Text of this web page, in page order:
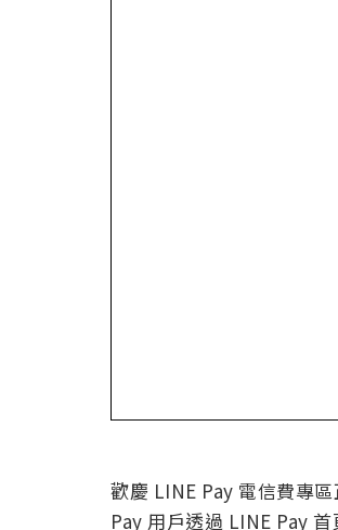
歡慶 LINE Pay 電信費專
Pay 用戶透過 LINE Pay